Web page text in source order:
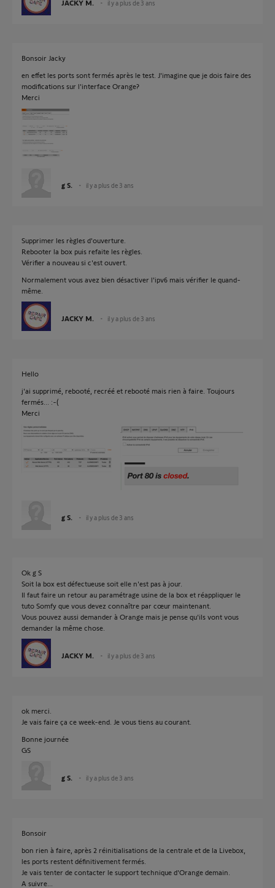
JACKY M. il y a plus de 3 ans
Bonsoir Jacky
en effet les ports sont fermés après le test. J'imagine que je dois faire des
modifications sur l'interface Orange?
Merci
g S. il y a plus de 3 ans
Supprimer les règles d'ouverture.
Rebooter la box puis refaite les règles.
Vérifier a nouveau si c'est ouvert.
Normalement vous avez bien désactiver l'ipv6 mais vérifier le quand-
même.
JACKY M. il y a plus de 3 ans
Hello
j'ai supprimé, rebooté, recréé et rebooté mais rien à faire. Toujours
fermés... :-(
Merci
g S. il y a plus de 3 ans
Ok g S
Soit la box est défectueuse soit elle n'est pas à jour.
Il faut faire un retour au paramétrage usine de la box et réappliquer le
tuto Somfy que vous devez connaître par cœur maintenant.
Vous pouvez aussi demander à Orange mais je pense qu'ils vont vous
demander la même chose.
JACKY M. il y a plus de 3 ans
ok merci.
Je vais faire ça ce week-end. Je vous tiens au courant.
Bonne journée
GS
g S. il y a plus de 3 ans
Bonsoir
bon rien à faire, après 2 réinitialisations de la centrale et de la Livebox,
les ports restent définitivement fermés.
Je vais tenter de contacter le support technique d'Orange demain.
A suivre...